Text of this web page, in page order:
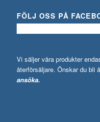
FÖLJ OSS PÅ
Vi säljer våra produkter
återförsäljare. Önskar du bli
ansöka.